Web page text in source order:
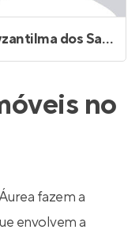
Kryzantilma dos Santos Lima
no
fazem a
envolvem a